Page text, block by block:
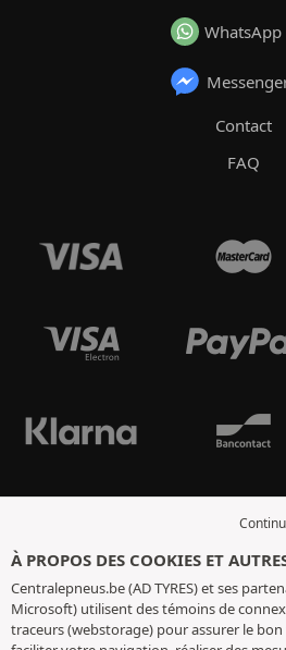
WhatsApp
Contact
FAQ
À PROPOS DES COOKIES ET
Centralepneus.be (AD TYRES) et ses
Microsoft) utilisent des témoins de
traceurs (webstorage) pour assurer le